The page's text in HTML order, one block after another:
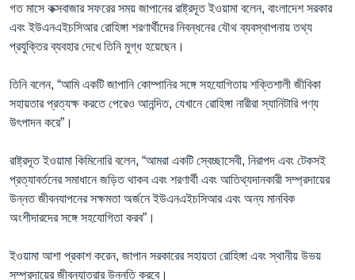
গত মাসে কক্সবাজার সফরের সময় জাপানের রাষ্ট্রদূত ইওয়ামা বলেন, বাংলাদেশ সরকার
এবং ইউএনএইচসিআর রোহিঙ্গা শরণার্থীদের নিবন্ধনের যৌথ ব্যবস্থাপনায় তথ্য
প্রযুক্তির ব্যবহার দেখে তিনি মুগ্ধ হয়েছেন।
তিনি বলেন, “আমি একটি জাপানি কোম্পানির সঙ্গে সহযোগিতায় শক্তিশালী জীবিকা
সহায়তার প্রত্যক্ষ করতে পেরেও আনন্দিত, যেখানে রোহিঙ্গা নারীরা স্যানিটারি পণ্য
উৎপাদন করে”।
রাষ্ট্রদূত ইওয়ামা কিমিনোরি বলেন, “আমরা একটি স্বেচ্ছাসেবী, নিরাপদ এবং টেকসই
প্রত্যাবর্তনের সমাধানে জড়িত থাকব এবং শরণার্থী এবং আতিথ্যদানকারী সম্প্রদায়ের
উন্নত জীবনযাপনের সক্ষমতা অর্জনে ইউএনএইচসিআর এবং অন্য মানবিক
অংশীদারদের সঙ্গে সহযোগিতা করব”।
ইওয়ামা আশা প্রকাশ করেন, জাপান সরকারের সহায়তা রোহিঙ্গা এবং স্থানীয় উভয়
সম্প্রদায়ের জীবনযাত্রার উন্নতি করবে।